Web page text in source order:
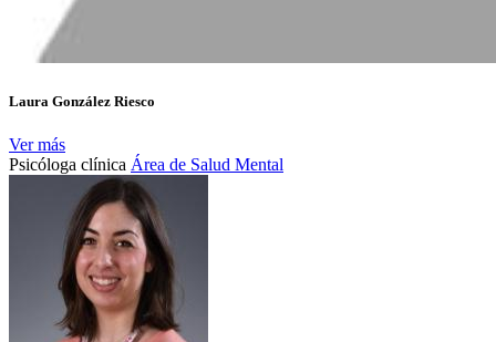
Laura González Riesco
Ver más
Psicóloga clínica Área de Salud Mental